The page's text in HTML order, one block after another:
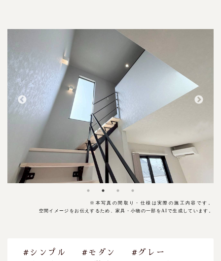
※本写真の 間取り・仕様は実際の施工内容です。
空間イメージをお伝えするため、家具・小物の一部をAIで生成しています。
#シンプル #モダン
#グレー